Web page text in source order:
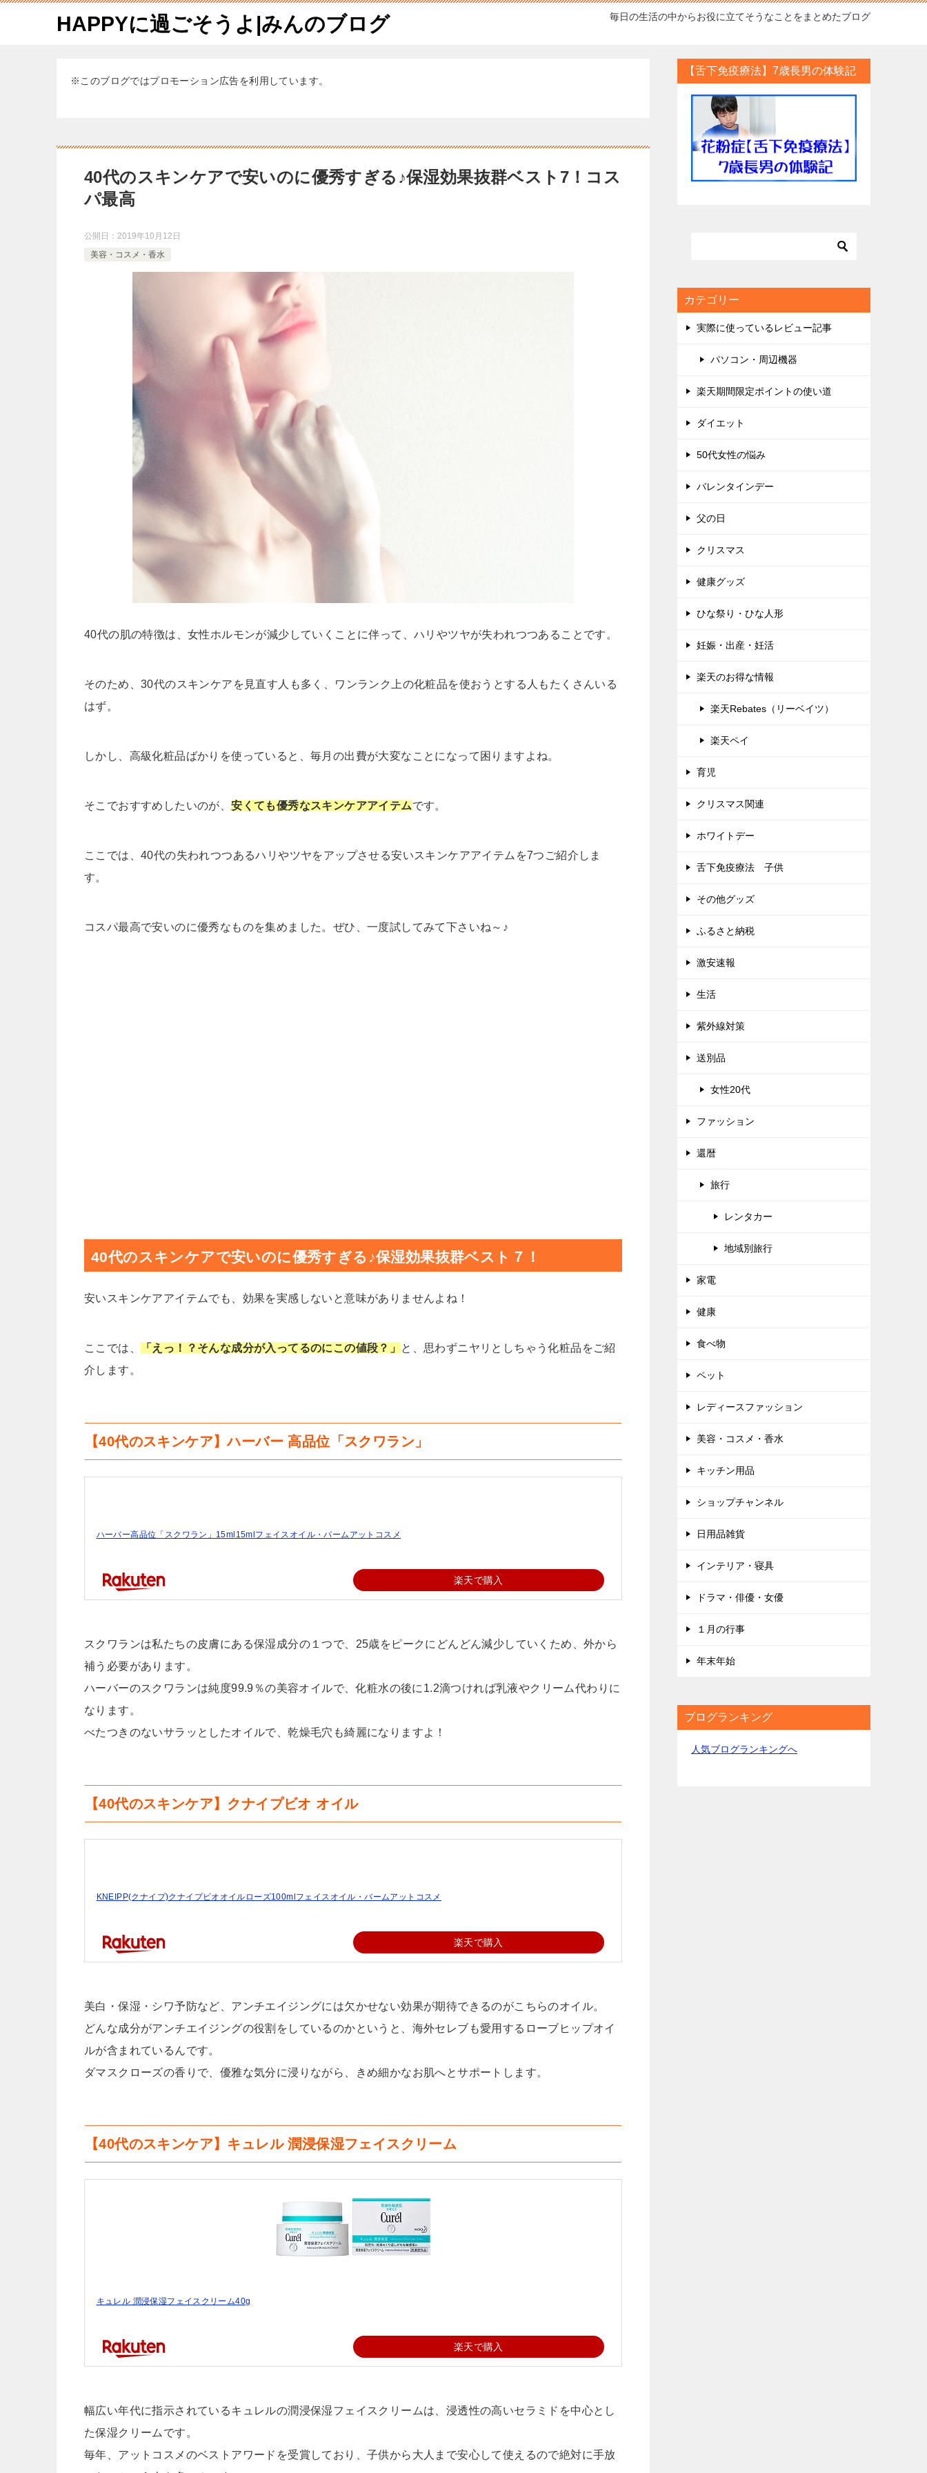
HAPPYに過ごそうよ|みんのブログ 毎日の生活の中からお役に立てそうなことをまとめたブログ
※このブログではプロモーション広告を利用しています。
40代のスキンケアで安いのに優秀すぎる♪保湿効果抜群ベスト7！コス
パ最高
公開日： 2019年10月12日
美容・コスメ・香水
40代の肌の特徴は、女性ホルモンが減少していくことに伴って、ハリやツヤが失われつつあることです。
そのため、30代のスキンケアを見直す人も多く、ワンランク上の化粧品を使おうとする人もたくさんいる
はず。
しかし、高級化粧品ばかりを使っていると、毎月の出費が大変なことになって困りますよね。
そこでおすすめしたいのが、安くても優秀なスキンケアアイテムです。
ここでは、40代の失われつつあるハリやツヤをアップさせる安いスキンケアアイテムを7つご紹介しま
す。
コスパ最高で安いのに優秀なものを集めました。ぜひ、一度試してみて下さいね～♪
40代のスキンケアで安いのに優秀すぎる♪保湿効果抜群ベスト７！
安いスキンケアアイテムでも、効果を実感しないと意味がありませんよね！
ここでは、 「えっ！？そんな成分が入ってるのにこの値段？」
と、思わずニヤリとしちゃう化粧品をご紹
介します。
【40代のスキンケア】ハーバー 高品位「スクワラン」
ハーバー高品位「スクワラン」15ml15mlフェイスオイル・バームアットコスメ
楽天で購入
スクワランは私たちの皮膚にある保湿成分の１つで、25歳をピークにどんどん減少していくため、外から
補う必要があります。
ハーバーのスクワランは純度99.9％の美容オイルで、化粧水の後に1.2滴つければ乳液やクリーム代わりに
なります。
べたつきのないサラッとしたオイルで、乾燥毛穴も綺麗になりますよ！
【40代のスキンケア】クナイプビオ オイル
KNEIPP(クナイプ)クナイプビオオイルローズ100mlフェイスオイル・バームアットコスメ
楽天で購入
美白・保湿・シワ予防など、アンチエイジングには欠かせない効果が期待できるのがこちらのオイル。
どんな成分がアンチエイジングの役割をしているのかというと、海外セレブも愛用するローブヒップオイ
ルが含まれているんです。
ダマスクローズの香りで、優雅な気分に浸りながら、きめ細かなお肌へとサポートします。
【40代のスキンケア】キュレル 潤浸保湿フェイスクリーム
キュレル 潤浸保湿フェイスクリーム40g
楽天で購入
幅広い年代に指示されているキュレルの潤浸保湿フェイスクリームは、浸透性の高いセラミドを中心とし
た保湿クリームです。
毎年、アットコスメのベストアワードを受賞しており、子供から大人まで安心して使えるので絶対に手放
【舌下免疫療法】7歳長男の体験記
カテゴリー
実際に使っているレビュー記事
パソコン・周辺機器
楽天期間限定ポイントの使い道
ダイエット
50代女性の悩み
バレンタインデー
父の日
クリスマス
健康グッズ
ひな祭り・ひな人形
妊娠・出産・妊活
楽天のお得な情報
楽天Rebates（リーベイツ）
楽天ペイ
育児
クリスマス関連
ホワイトデー
舌下免疫療法 子供
その他グッズ
ふるさと納税
激安速報
生活
紫外線対策
送別品
女性20代
ファッション
還暦
旅行
レンタカー
地域別旅行
家電
健康
食べ物
ペット
レディースファッション
美容・コスメ・香水
キッチン用品
ショップチャンネル
日用品雑貨
インテリア・寝具
ドラマ・俳優・女優
１月の行事
年末年始
ブログランキング
人気ブログランキングへ